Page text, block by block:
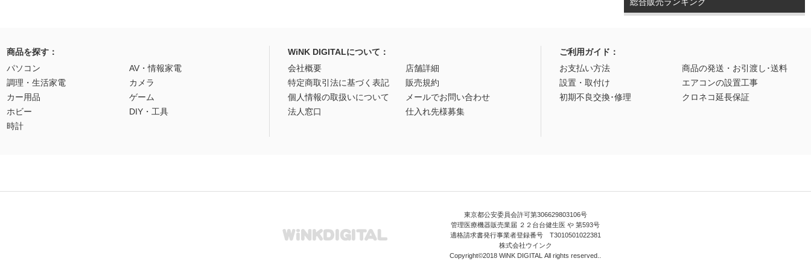
総合販売ランキング
商品を探す：
パソコン
AV・情報家電
調理・生活家電
カメラ
カー用品
ゲーム
ホビー
DIY・工具
時計
WiNK DIGITALについて：
会社概要
店舗詳細
特定商取引法に基づく表記
販売規約
個人情報の取扱いについて
メールでお問い合わせ
法人窓口
仕入れ先様募集
ご利用ガイド：
お支払い方法
商品の発送・お引渡し･送料
設置・取付け
エアコンの設置工事
初期不良交換･修理
クロネコ延長保証
東京都公安委員会許可第306629803106号
管理医療機器販売業届 ２２台台健生医 や 第593号
適格請求書発行事業者登録番号 T3010501022381
株式会社ウインク
Copyright©2018 WiNK DIGITAL All rights reserved..